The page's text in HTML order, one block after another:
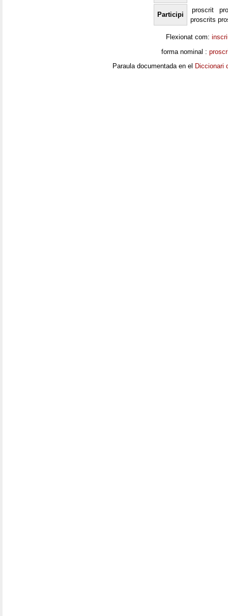
Participi
proscrit
proscrits
Flexionat com:
forma nominal :
Paraula documentada en el Diccionari